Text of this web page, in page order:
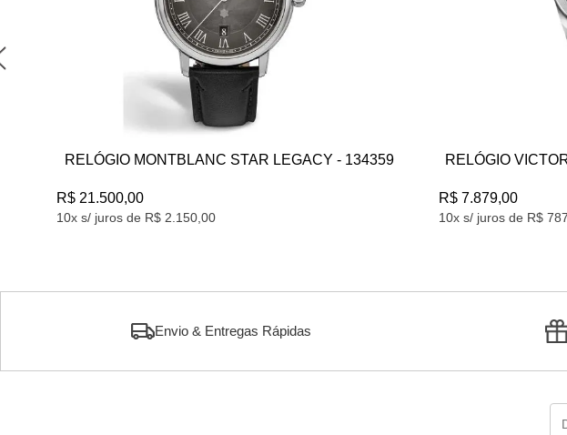
STAR LEGACY - 134359 RELÓGIO VICTORINOX CONCEPT ONE -
Envio & Entregas Rápidas